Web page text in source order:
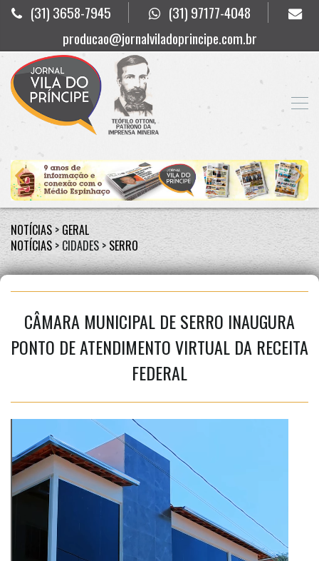
(31) 3658-7945
(31) 97177-4048
producao@jornalviladoprincipe.com.br
NOTÍCIAS > GERAL
NOTÍCIAS > CIDADES > SERRO
CÂMARA MUNICIPAL DE SERRO INAUGURA
PONTO DE ATENDIMENTO VIRTUAL DA RECEITA
FEDERAL